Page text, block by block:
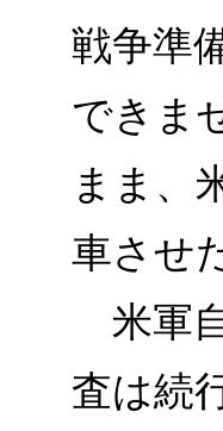
戦争準
できま
まま、
車させ
米軍
査は続